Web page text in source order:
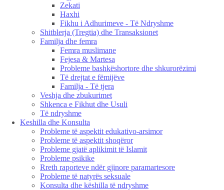
Zekati
Haxhi
Fikhu i Adhurimeve - Të Ndryshme
Shitblerja (Tregtia) dhe Transaksionet
Familja dhe femra
Femra muslimane
Fejesa & Martesa
Probleme bashkëshortore dhe shkurorëzimi
Të drejtat e fëmijëve
Familja - Të tjera
Veshja dhe zbukurimet
Shkenca e Fikhut dhe Usuli
Të ndryshme
Keshilla dhe Konsulta
Probleme të aspektit edukativo-arsimor
Probleme të aspektit shoqëror
Probleme gjatë aplikimit të Islamit
Probleme psikike
Rreth raporteve ndër gjinore paramartesore
Probleme të natyrës seksuale
Konsulta dhe këshilla të ndryshme